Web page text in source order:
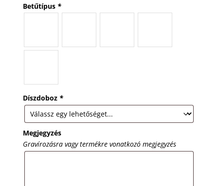
Betűtípus *
Díszdoboz *
Megjegyzés
Gravírozásra vagy termékre vonatkozó megjegyzés